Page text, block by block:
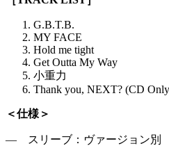
G.B.T.B.
MY FACE
Hold me tight
Get Outta My Way
小重力
Thank you, NEXT? (CD
＜仕様＞
― スリーブ：ヴァージョン別